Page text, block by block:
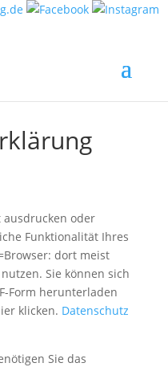
ausdrucken oder
Funktionalität Ihres
dort meist
Sie können sich
Form herunterladen
klicken. Datenschutz
Sie das